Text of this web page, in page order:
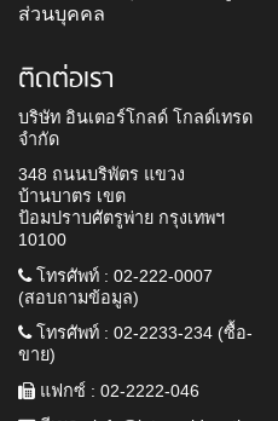
ส่วนบุคคล
ติดต่อเรา
บริษัท อินเตอร์โกลด์ โกลด์เทรด
จำกัด
348 ถนนบริพัตร แขวง
บ้านบาตร เขต
ป้อมปราบศัตรูพ่าย กรุงเทพฯ
10100
โทรศัพท์ : 02-222-0007
(สอบถามข้อมูล)
โทรศัพท์ : 02-2233-234 (ซื้อ-
ขาย)
แฟกซ์ : 02-2222-046